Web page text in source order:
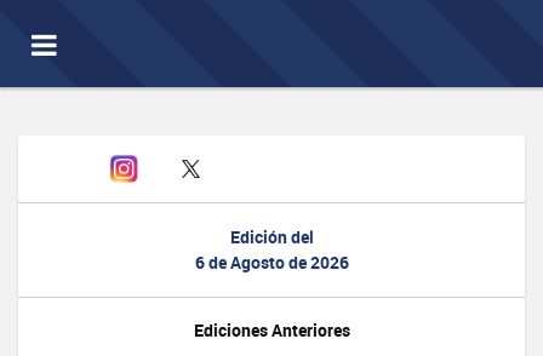
Toggle
navigation
Edición del
6 de Agosto de 2026
Ediciones Anteriores